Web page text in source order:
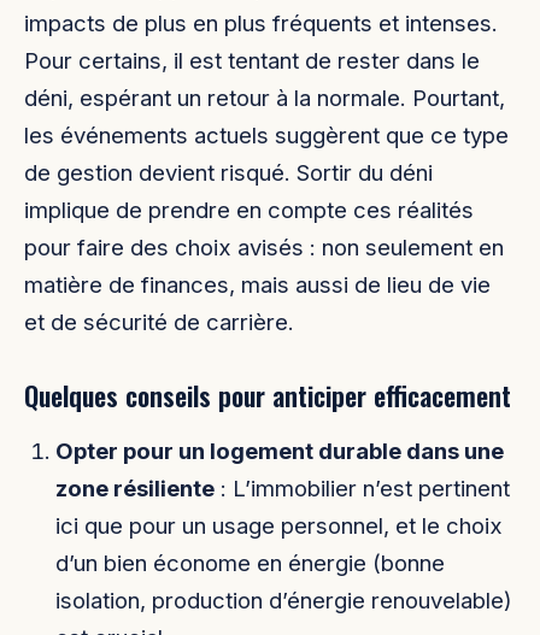
impacts de plus en plus fréquents et intenses.
Pour certains, il est tentant de rester dans le
déni, espérant un retour à la normale. Pourtant,
les événements actuels suggèrent que ce type
de gestion devient risqué. Sortir du déni
implique de prendre en compte ces réalités
pour faire des choix avisés : non seulement en
matière de finances, mais aussi de lieu de vie
et de sécurité de carrière.
Quelques conseils pour anticiper efficacement
Opter pour un logement durable dans une
zone résiliente: L’immobilier n’est pertinent
ici que pour un usage personnel, et le choix
d’un bien économe en énergie (bonne
isolation, production d’énergie renouvelable)